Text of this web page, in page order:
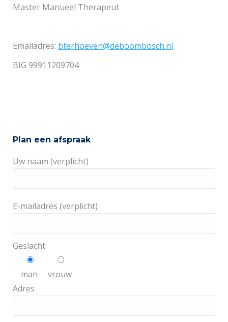
Master Manueel Therapeut
Emailadres: bterhoeven@deboombosch.nl
BIG 99911209704
Plan een afspraak
Uw naam (verplicht)
E-mailadres (verplicht)
Geslacht
man
vrouw
Adres